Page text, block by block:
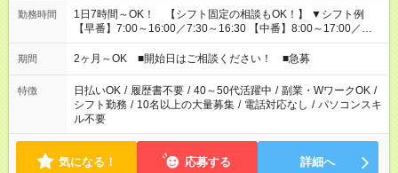
勤務時間
1日7時間～OK！ 【シフト固定の相談もOK！】 ▼シフト例
【早番】7:00～16:00／7:30～16:30 【中番】8:00～17:00／
9:00～18:00 【遅番】11:00～20:00／13:00～22:00 「〇時まで
には帰りたい」 「〇時からしか出勤できない」 などの相談OK！
期間 2ヶ月～OK ■開始日はご相談ください！ ■急募
特徴 日払いOK / 履歴書不要 / 40～50代活躍中 / 副業・WワークOK /
シフト勤務 / 10名以上の大量募集 / 電話対応なし / パソコンスキ
ル不要
気になる！ 応募する 詳細へ